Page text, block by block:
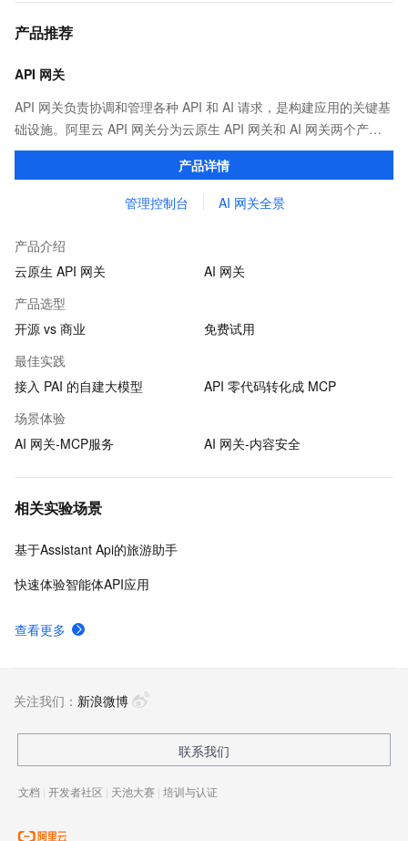
产品推荐
API 网关
API 网关负责协调和管理各种 API 和 AI 请求，是构建应用的关键基
础设施。阿里云 API 网关分为云原生 API 网关和 AI 网关两个产
品。
产品详情
管理控制台 AI 网关全景
产品介绍
云原生 API 网关
AI 网关
产品选型
开源 vs 商业
免费试用
最佳实践
接入 PAI 的自建大模型
API 零代码转化成 MCP
场景体验
AI 网关-MCP服务
AI 网关-内容安全
相关实验场景
基于Assistant Api的旅游助手
快速体验智能体API应用
查看更多
关注我们： 新浪微博
联系我们
文档 | 开发者社区 | 天池大赛 | 培训与认证